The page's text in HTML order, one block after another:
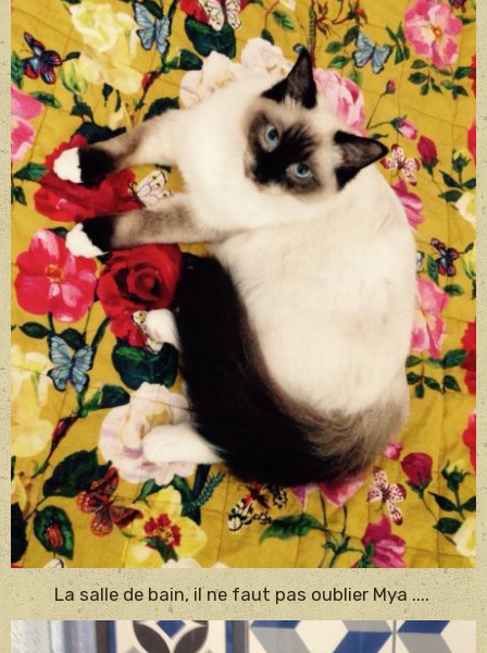
La salle de bain, il ne faut pas oublier Mya ....